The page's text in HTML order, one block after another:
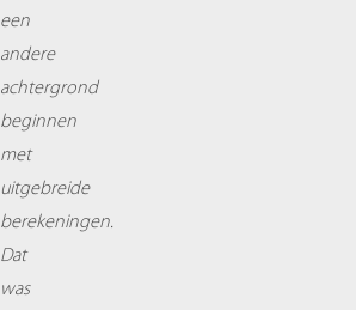
een
andere
achtergrond
beginnen
met
uitgebreide
berekeningen.
Dat
was